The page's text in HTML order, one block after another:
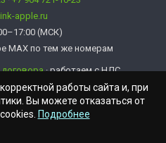
apple.ru
(МСК)
MAX по тем же номерам
· работаем с НДС
apple.ru
2009 - 2026
работы сайта и, при
Вы можете отказаться от
Подробнее